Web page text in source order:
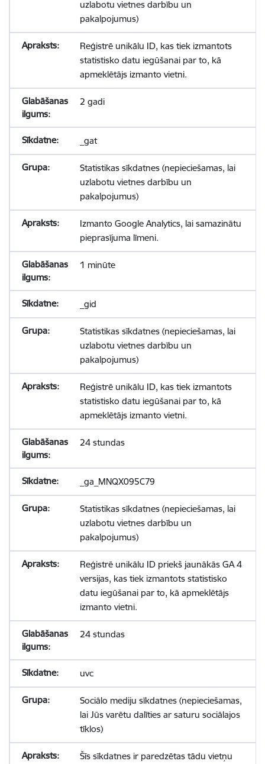
uzlabotu vietnes darbību un
pakalpojumus)
Reģistrē unikālu ID, kas tiek izmantots
statistisko datu iegūšanai par to, kā
apmeklētājs izmanto vietni.
2 gadi
_gat
Statistikas sīkdatnes (nepieciešamas, lai
uzlabotu vietnes darbību un
pakalpojumus)
Izmanto Google Analytics, lai samazinātu
pieprasījuma līmeni.
1 minūte
_gid
Statistikas sīkdatnes (nepieciešamas, lai
uzlabotu vietnes darbību un
pakalpojumus)
Reģistrē unikālu ID, kas tiek izmantots
statistisko datu iegūšanai par to, kā
apmeklētājs izmanto vietni.
24 stundas
_ga_MNQX095C79
Statistikas sīkdatnes (nepieciešamas, lai
uzlabotu vietnes darbību un
pakalpojumus)
Reģistrē unikālu ID priekš jaunākās GA 4
versijas, kas tiek izmantots statistisko
datu iegūšanai par to, kā apmeklētājs
izmanto vietni.
24 stundas
uvc
Sociālo mediju sīkdatnes (nepieciešamas,
lai Jūs varētu dalīties ar saturu sociālajos
tīklos)
Šīs sīkdatnes ir paredzētas tādu vietņu